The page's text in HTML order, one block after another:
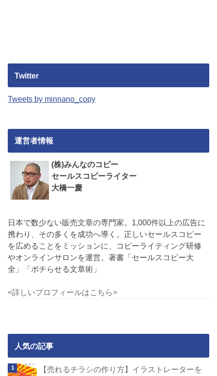
Twitter
Tweets by minnano_copy
運営者情報
(株)みんなのコピー
セールスコピーライター
大橋一慶
日本で数少ない販売文章の専門家。1,000件以上の広告に
携わり、その多くを成功へ導く。正しいセールスコピー
を広めることをミッションに、コピーライティング研修
やオンラインサロンを運営。著書「セールスコピー大
全」「ポチらせる文章術」
<詳しいプロフィールはこちら>
人気の記事
【売れるチラシの作り方】イラストレーターを